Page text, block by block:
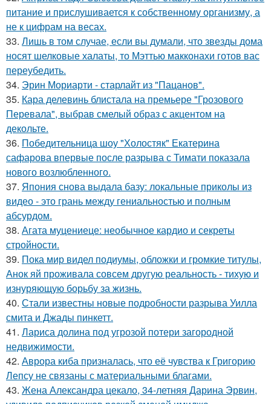
питание и прислушивается к собственному организму, а
не к цифрам на весах.
33. Лишь в том случае, если вы думали, что звезды дома
носят шелковые халаты, то Мэттью макконахи готов вас
переубедить.
34. Эрин Мориарти - старлайт из "Пацанов".
35. Кара делевинь блистала на премьере "Грозового
Перевала", выбрав смелый образ с акцентом на
декольте.
36. Победительница шоу "Холостяк" Екатерина
сафарова впервые после разрыва с Тимати показала
нового возлюбленного.
37. Япония снова выдала базу: локальные приколы из
видео - это грань между гениальностью и полным
абсурдом.
38. Агата муцениеце: необычное кардио и секреты
стройности.
39. Пока мир видел подиумы, обложки и громкие титулы,
Анок яй проживала совсем другую реальность - тихую и
изнуряющую борьбу за жизнь.
40. Стали известны новые подробности разрыва Уилла
смита и Джады пинкетт.
41. Лариса долина под угрозой потери загородной
недвижимости.
42. Аврора киба призналась, что её чувства к Григорию
Лепсу не связаны с материальными благами.
43. Жена Александра цекало, 34-летняя Дарина Эрвин,